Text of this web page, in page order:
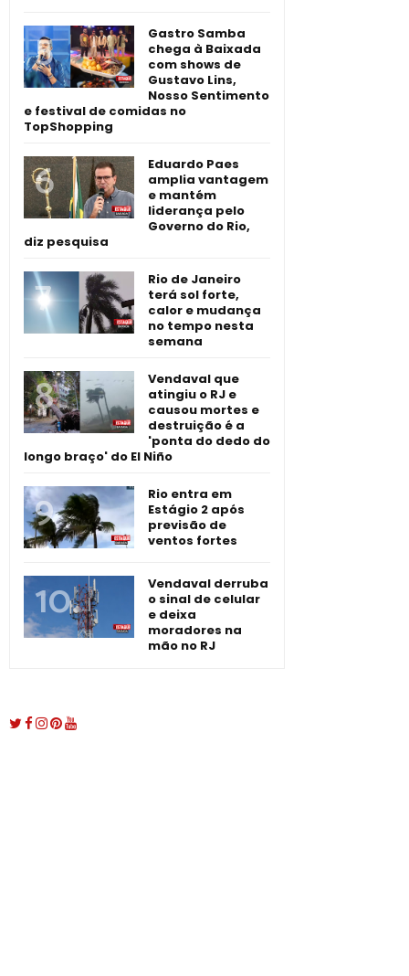
Gastro Samba
chega à Baixada
com shows de
Gustavo Lins,
Nosso Sentimento
e festival de comidas no
TopShopping
Eduardo Paes
amplia vantagem
e mantém
liderança pelo
Governo do Rio,
diz pesquisa
Rio de Janeiro
terá sol forte,
calor e mudança
no tempo nesta
semana
Vendaval que
atingiu o RJ e
causou mortes e
destruição é a
'ponta do dedo do
longo braço' do El Niño
Rio entra em
Estágio 2 após
previsão de
ventos fortes
Vendaval derruba
o sinal de celular
e deixa
moradores na
mão no RJ